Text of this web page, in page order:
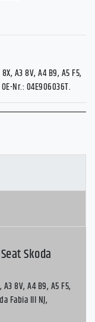
A3 8V, A4 B9, A5 F5,
Nr.: 04E906036T.
Skoda
8V, A4 B9, A5 F5,
Fabia III NJ,